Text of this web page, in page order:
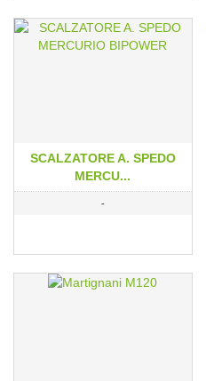
SCALZATORE A. SPEDO
MERCU...
-